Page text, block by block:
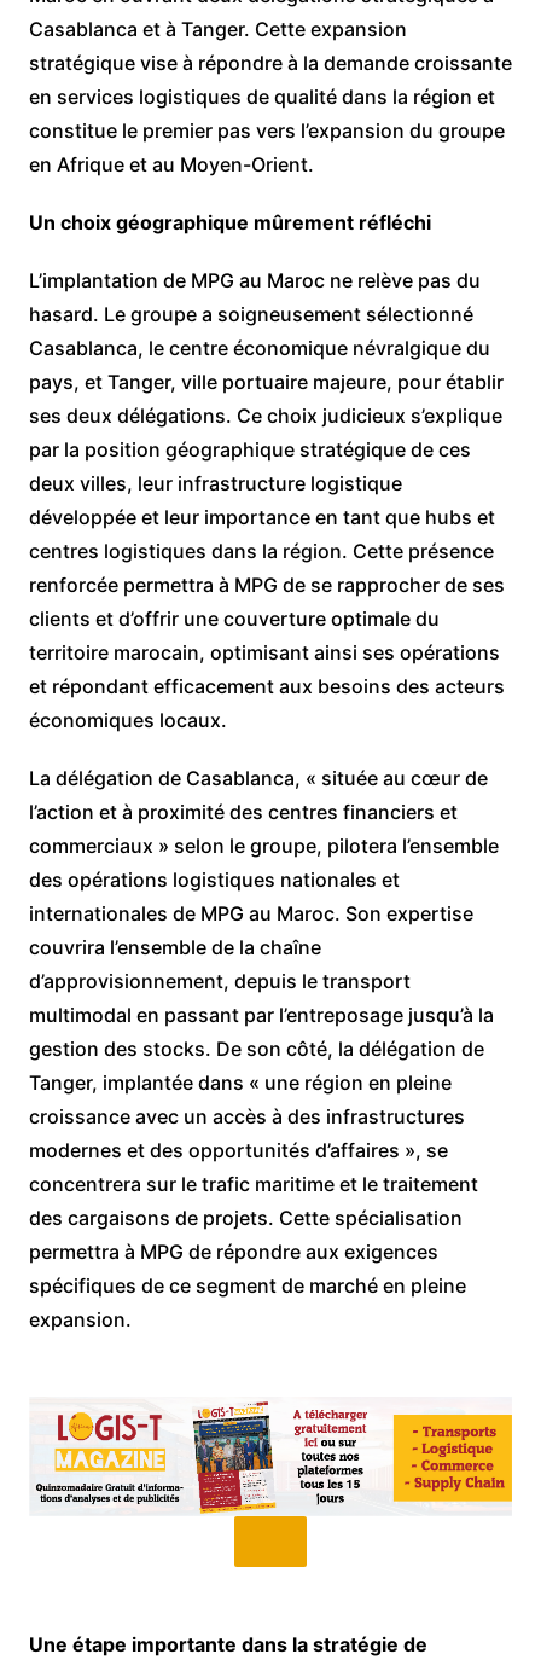
Casablanca et à Tanger. Cette expansion
stratégique vise à répondre à la demande croissante
en services logistiques de qualité dans la région et
constitue le premier pas vers l’expansion du groupe
en Afrique et au Moyen-Orient.
Un choix géographique mûrement réfléchi
L’implantation de MPG au Maroc ne relève pas du
hasard. Le groupe a soigneusement sélectionné
Casablanca, le centre économique névralgique du
pays, et Tanger, ville portuaire majeure, pour établir
ses deux délégations. Ce choix judicieux s’explique
par la position géographique stratégique de ces
deux villes, leur infrastructure logistique
développée et leur importance en tant que hubs et
centres logistiques dans la région. Cette présence
renforcée permettra à MPG de se rapprocher de ses
clients et d’offrir une couverture optimale du
territoire marocain, optimisant ainsi ses opérations
et répondant efficacement aux besoins des acteurs
économiques locaux.
La délégation de Casablanca, « située au cœur de
l’action et à proximité des centres financiers et
commerciaux » selon le groupe, pilotera l’ensemble
des opérations logistiques nationales et
internationales de MPG au Maroc. Son expertise
couvrira l’ensemble de la chaîne
d’approvisionnement, depuis le transport
multimodal en passant par l’entreposage jusqu’à la
gestion des stocks. De son côté, la délégation de
Tanger, implantée dans « une région en pleine
croissance avec un accès à des infrastructures
modernes et des opportunités d’affaires », se
concentrera sur le trafic maritime et le traitement
des cargaisons de projets. Cette spécialisation
permettra à MPG de répondre aux exigences
spécifiques de ce segment de marché en pleine
expansion.
Une étape importante dans la stratégie de